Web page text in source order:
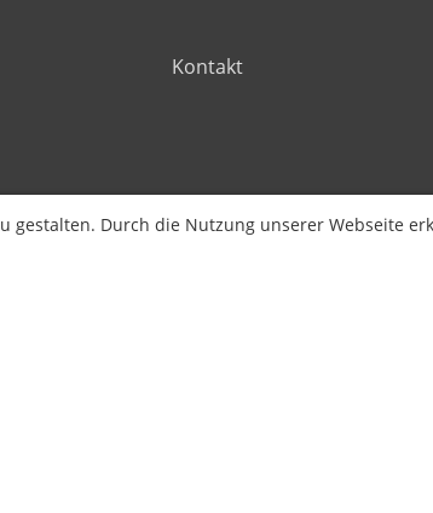
Durch die Nutzung unserer Webseite
Kontakt